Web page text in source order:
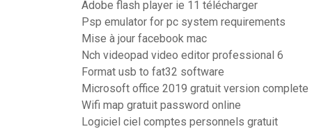
Adobe flash player ie 11 télécharger
Psp emulator for pc system requirements
Mise à jour facebook mac
Nch videopad video editor professional 6
Format usb to fat32 software
Microsoft office 2019 gratuit version complete
Wifi map gratuit password online
Logiciel ciel comptes personnels gratuit